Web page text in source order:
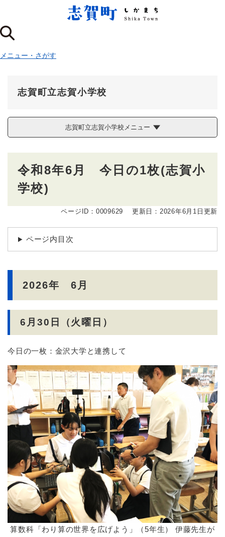
ジ
の
頭
メニューを飛ばして本文へ
メニュー ・ さがす
志賀町立志賀小学校
志賀町立志賀小学校メニュー
令和8年6月 今日の1枚(志賀小
学校)
ページID：0009629 更新日：2026年6月1日更新
ページ内目次
2026年 6月
6月30日（火曜日）
今日の一枚：金沢大学と連携して
算数科「わり算の世界を広げよう」（5年生） 伊藤先生が